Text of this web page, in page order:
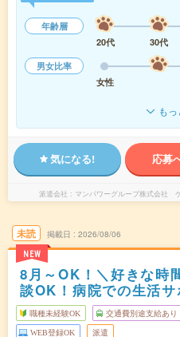
年齢層
20代
30代
男女比率
女性
も
気になる! 応募
派遣会社 マンパワーグループ株式会社
未読
NEW
掲載日 2026/08/06
8月～OK！＼好きな時
談OK！病院での生活サ
職種未経験OK 交通費別途支給あり
WEB登録OK 派遣